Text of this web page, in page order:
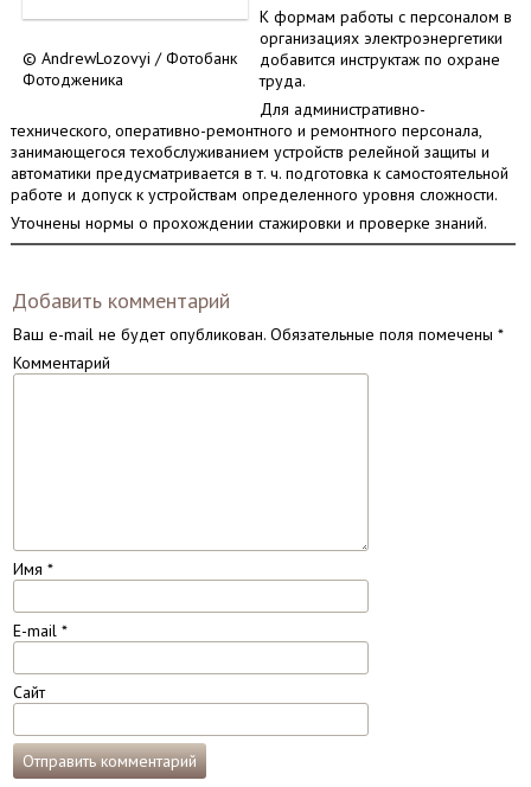
© AndrewLozovyi / Фотобанк
Фотодженика
К формам работы с персоналом в
организациях электроэнергетики
добавится инструктаж по охране
труда.
Для административно-
технического, оперативно-ремонтного и ремонтного персонала,
занимающегося техобслуживанием устройств релейной защиты и
автоматики предусматривается в т. ч. подготовка к самостоятельной
работе и допуск к устройствам определенного уровня сложности.
Уточнены нормы о прохождении стажировки и проверке знаний.
Добавить комментарий
Ваш e-mail не будет опубликован.Обязательные поля помечены *
Комментарий
Имя *
E-mail *
Сайт